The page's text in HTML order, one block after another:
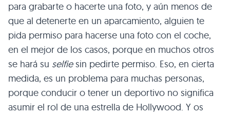
para grabarte o hacerte una foto, y aún menos de
que al detenerte en un aparcamiento, alguien te
pida permiso para hacerse una foto con el coche,
en el mejor de los casos, porque en muchos otros
se hará su selfiesin pedirte permiso. Eso, en cierta
medida, es un problema para muchas personas,
porque conducir o tener un deportivo no significa
asumir el rol de una estrella de Hollywood. Y os